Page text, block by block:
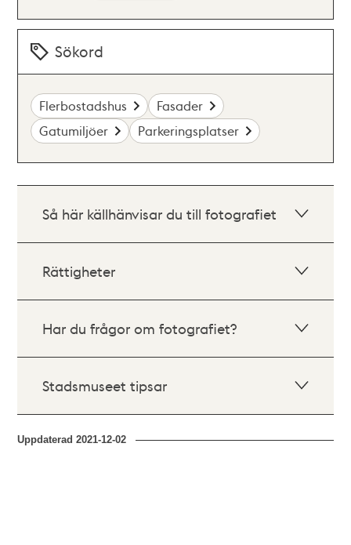
Sökord
Flerbostadshus
Fasader
Gatumiljöer
Parkeringsplatser
Så här källhänvisar du till fotografiet
Rättigheter
Har du frågor om fotografiet?
Stadsmuseet tipsar
Uppdaterad2021-12-02